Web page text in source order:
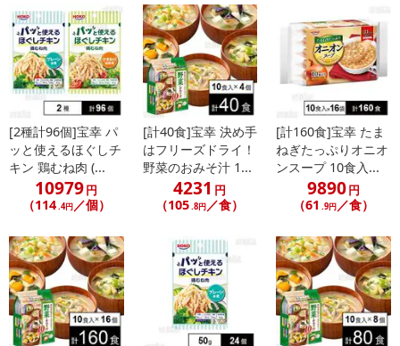
[2種計96個]宝幸 パ
ッと使えるほぐしチ
キン 鶏むね肉 (...
10979円
（114.4円／個）
[計40食]宝幸 決め手
はフリーズドライ！
野菜のおみそ汁 1...
4231 円
（105.8円／食）
[計160食]宝幸 たま
ねぎたっぷりオニオ
ンスープ 10食入...
9890円
（61 .9円／食）